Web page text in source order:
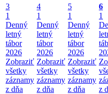
3
1
Denný
letný
tábor
2026
Zobraziť
všetky
záznamy
z dňa
4
1
Denný
letný
tábor
2026
Zobraziť
všetky
záznamy
z dňa
5
1
Denný
letný
tábor
2026
Zobraziť
všetky
záznamy
z dňa
6
1
z